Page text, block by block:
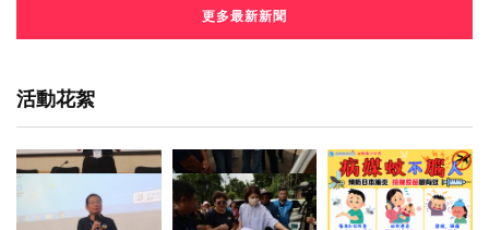
更多最新新聞
活動花絮